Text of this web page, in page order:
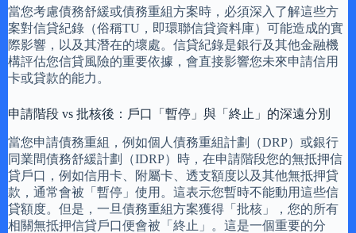
當您考慮債務舒緩或債務重組方案時，必須深入了解這些方
案對信貸紀錄（俗稱TU，即環聯信貸資料庫）可能造成的實
際影響，以及其潛在的壞處。信貸紀錄是銀行及其他金融機
構評估您信貸風險的重要依據，會直接影響您未來申請信用
卡或貸款的能力。
申請階段 vs 批核後：戶口「暫停」與「終止」的深遠分別
當您申請債務重組，例如個人債務重組計劃（DRP）或銀行
同業間債務舒緩計劃（IDRP）時，在申請階段您的無抵押信
貸戶口，例如信用卡、附屬卡、透支額度以及其他無抵押貸
款，通常會被「暫停」使用。這表示您暫時不能動用這些信
貸額度。但是，一旦債務重組方案獲得「批核」，您的所有
相關無抵押信貸戶口便會被「終止」。這是一個重要的分